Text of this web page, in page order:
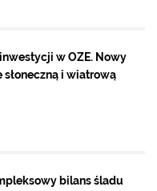
w OZE. Nowy
i wiatrową
bilans śladu